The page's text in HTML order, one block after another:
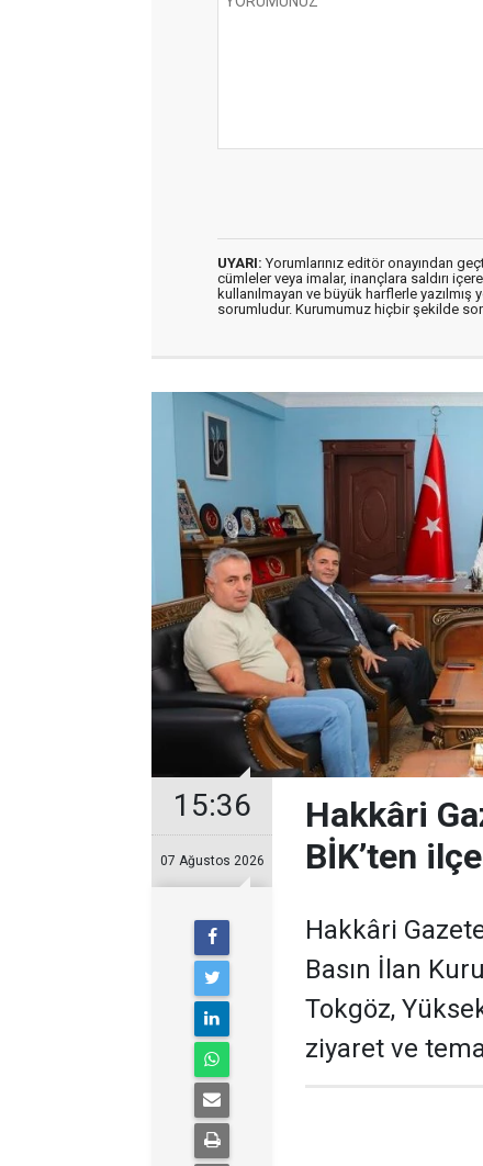
UYARI: Yorumlarınız editör onayından
cümleler veya imalar, inançlara saldırı
kullanılmayan ve büyük harflerle yazılmış
sorumludur. Kurumumuz hiçbir şekilde
15:36
07 Ağustos 2026
Hakkâri
BİK’ten
Hakkâri
Basın İlan
Tokgöz,
ziyaret ve